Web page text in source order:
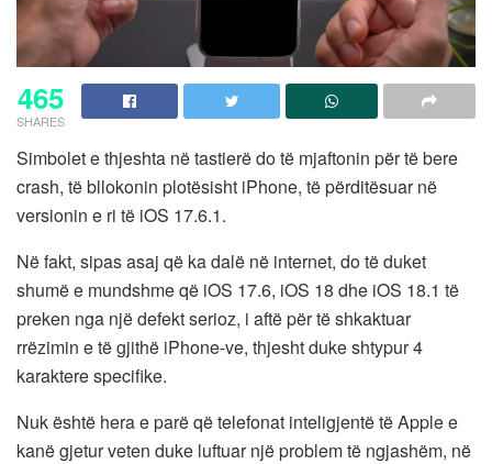
465
SHARES
Simbolet e thjeshta në tastierë do të mjaftonin për të bere
crash, të bllokonin plotësisht iPhone, të përditësuar në
versionin e ri të iOS 17.6.1.
Në fakt, sipas asaj që ka dalë në internet, do të duket
shumë e mundshme që iOS 17.6, iOS 18 dhe iOS 18.1 të
preken nga një defekt serioz, i aftë për të shkaktuar
rrëzimin e të gjithë iPhone-ve, thjesht duke shtypur 4
karaktere specifike.
Nuk është hera e parë që telefonat inteligjentë të Apple e
kanë gjetur veten duke luftuar një problem të ngjashëm, në